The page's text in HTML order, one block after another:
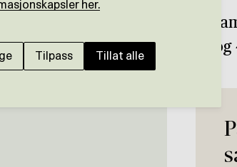
STAVSBERG
Innholdsrik, velholdt og
hage, god rominndeling og
her.
Tilpass Tillat alle